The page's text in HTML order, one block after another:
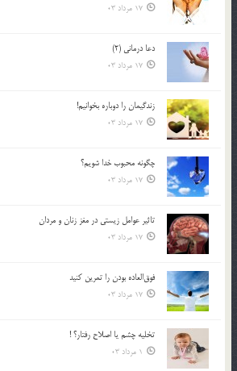
17 مرداد 03
دعا درمانی (2)
17 مرداد 03
زندگيمان را دوباره بخوانيم!
17 مرداد 03
چگونه محبوب خدا شويم؟
17 مرداد 03
تاثیر عوامل زيستي در مغز زنان و مردان
17 مرداد 03
فوق‌العاده بودن را تمرين كنيد
17 مرداد 03
تخليه چشم يا اصلاح رفتار؟ !
1 مرداد 03